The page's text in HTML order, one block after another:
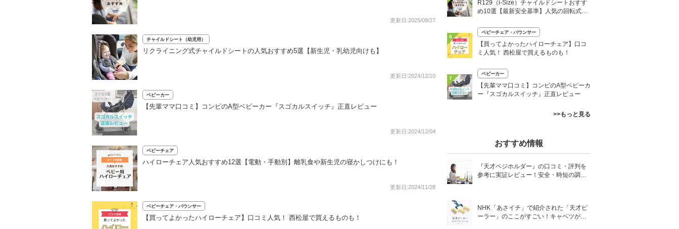
更新日:2025/08/27
チャイルドシート（幼児用）
リクライニング式チャイルドシートの人気おすすめ5選【新生児・乳幼児向けも】
更新日:2024/12/10
ベビーカー
【先輩ママ口コミ】コンビのA型ベビーカー『スゴカルスイッチ』正直レビュー
更新日:2024/12/04
ベビーチェア
ハイローチェア人気おすすめ12選【電動・手動別】離乳食や新生児の寝かしつけにも！
更新日:2024/11/28
ベビーチェア・バウンサー
【買ってよかったハイローチェア】口コミ人気！ 西松屋で買えるものも！
R129（i-Size）チャイルドシートおすす
め10選【最新安全基準】人気の回転式も
6
ベビーチェア・バウンサー
【買ってよかったハイローチェア】口コ
ミ人気！ 西松屋で買えるものも！
7
ベビーカー
【先輩ママ口コミ】コンビのA型ベビーカ
ー『スゴカルスイッチ』正直レビュー
>>もっと見る
おすすめ情報
『天才ベジホルダー』の口コミ・評判を
参考に実証レビュー！安全・時短の調理
NHK「あさイチ」で紹介された「天才ピ
ーラー」のここがすごい！キャベツがほ